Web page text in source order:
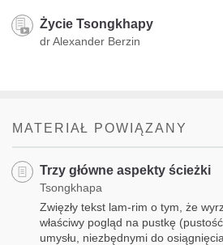
Życie Tsongkhapy
dr Alexander Berzin
MATERIAŁ POWIĄZANY
Trzy główne aspekty ścieżki
Tsongkhapa
Zwięzły tekst lam-rim o tym, że
właściwy pogląd na pustkę
umysłu, niezbędnymi do